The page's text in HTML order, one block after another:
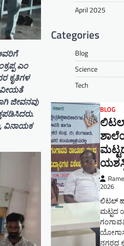
ಎಂ
ಕೃತಿಗಳ
ಜೀವನವು
ವಿನಾಯಕ
April 2025
Categories
Blog
Science
Tech
BLOG
2026
ಲಿಟಲ್
ಮಟ್ಟದ
ನಗರದ